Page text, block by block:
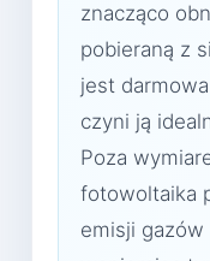
znacząco
pobieraną z
jest
czyni ją
Poza
fotowoltaika
emisji gazów